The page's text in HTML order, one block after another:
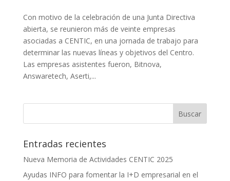
Con motivo de la celebración de una Junta Directiva
abierta, se reunieron más de veinte empresas
asociadas a CENTIC, en una jornada de trabajo para
determinar las nuevas líneas y objetivos del Centro.
Las empresas asistentes fueron, Bitnova,
Answaretech, Aserti,...
Entradas recientes
Nueva Memoria de Actividades CENTIC 2025
Ayudas INFO para fomentar la I+D empresarial en el